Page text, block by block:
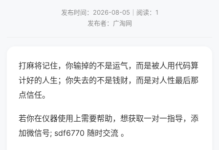
发布时间：2026-08-05｜阅读：1
发布者：广淘网
打麻将记住，你输掉的不是运气，而是被人用代码算
计好的人生；你失去的不是钱财，而是对人性最后那
点信任。
若你在仪器使用上需要帮助，想获取一对一指导，添
加微信号; sdf6770 随时交流 。